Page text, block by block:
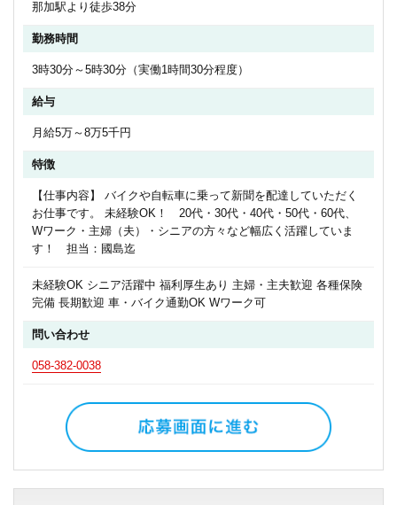
那加駅より徒歩38分
勤務時間
3時30分～5時30分（実働1時間30分程度）
給与
月給5万～8万5千円
特徴
【仕事内容】 バイクや自転車に乗って新聞を配達していただく
お仕事です。 未経験OK！ 20代・30代・40代・50代・60代、
Wワーク・主婦（夫）・シニアの方々など幅広く活躍していま
す！ 担当：國島迄
未経験OK シニア活躍中 福利厚生あり 主婦・主夫歓迎 各種保険
完備 長期歓迎 車・バイク通勤OK Wワーク可
問い合わせ
058-382-0038